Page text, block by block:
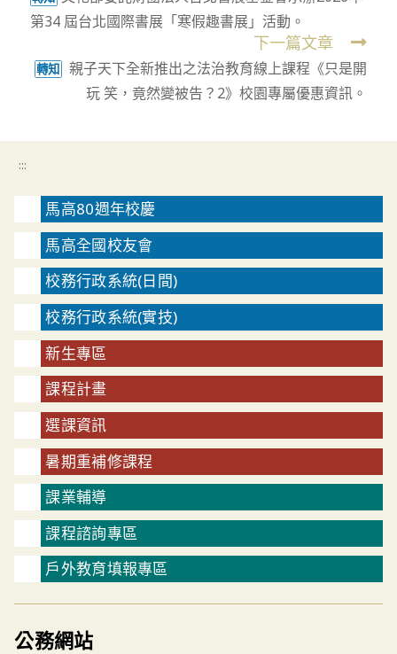
articles
第34 屆台北國際書展「寒假趣書展」活動。
下一篇文章
轉知
親子天下全新推出之法治教育線上課程《只是開
玩 笑，竟然變被告？2》校園專屬優惠資訊。
:::
馬高80週年校慶
馬高全國校友會
校務行政系統(日間)
校務行政系統(實技)
新生專區
課程計畫
選課資訊
暑期重補修課程
課業輔導
課程諮詢專區
戶外教育填報專區
公務網站